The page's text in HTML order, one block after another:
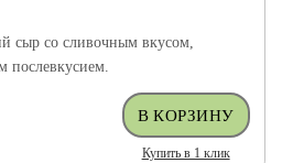
сыр со сливочным вкусом,
послевкусием.
Купить в 1 клик